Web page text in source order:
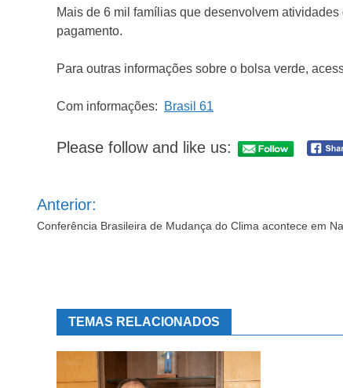
Mais de 6 mil famílias que desenvolvem
pagamento.
Para outras informações sobre o bolsa verde,
Com informações: Brasil 61
Please follow and like us:
de
Post
Anterior:
Conferência Brasileira de Mudança do Clima acontece em
TEMAS RELACIONADOS